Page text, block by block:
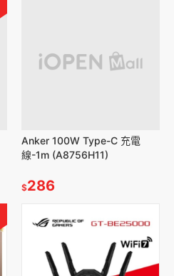
Anker 100W Type-C 充電
線-1m (A8756H11)
$286